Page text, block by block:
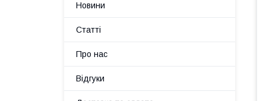
Новини
Статті
Про нас
Відгуки